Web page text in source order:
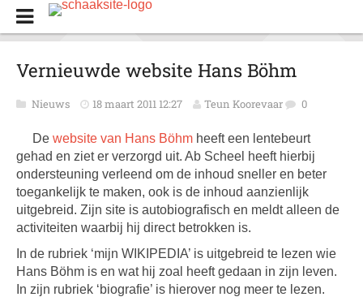
Vernieuwde website Hans Böhm
Nieuws 18 maart 2011 12:27 Teun Koorevaar 0
De website van Hans Böhm heeft een lentebeurt
gehad en ziet er verzorgd uit. Ab Scheel heeft hierbij
ondersteuning verleend om de inhoud sneller en beter
toegankelijk te maken, ook is de inhoud aanzienlijk
uitgebreid. Zijn site is autobiografisch en meldt alleen de
activiteiten waarbij hij direct betrokken is.
In de rubriek ‘mijn WIKIPEDIA’ is uitgebreid te lezen wie
Hans Böhm is en wat hij zoal heeft gedaan in zijn leven.
In zijn rubriek ‘biografie’ is hierover nog meer te lezen.